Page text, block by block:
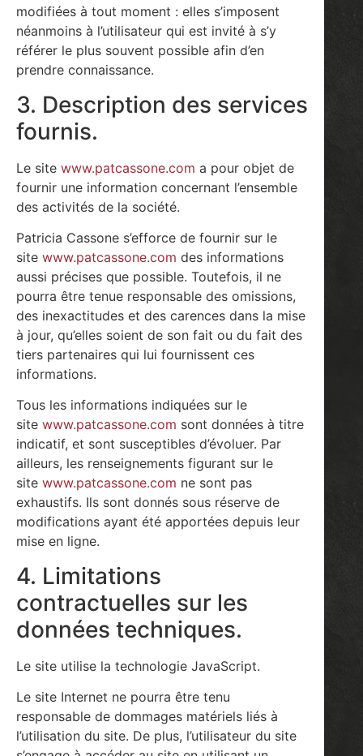
modifiées à tout moment : elles s’imposent
néanmoins à l’utilisateur qui est invité à s’y
référer le plus souvent possible afin d’en
prendre connaissance.
3. Description des services
fournis.
Le site www.patcassone.com a pour objet de
fournir une information concernant l’ensemble
des activités de la société.
Patricia Cassone s’efforce de fournir sur le
site www.patcassone.com des informations
aussi précises que possible. Toutefois, il ne
pourra être tenue responsable des omissions,
des inexactitudes et des carences dans la mise
à jour, qu’elles soient de son fait ou du fait des
tiers partenaires qui lui fournissent ces
informations.
Tous les informations indiquées sur le
site www.patcassone.com sont données à titre
indicatif, et sont susceptibles d’évoluer. Par
ailleurs, les renseignements figurant sur le
site www.patcassone.com ne sont pas
exhaustifs. Ils sont donnés sous réserve de
modifications ayant été apportées depuis leur
mise en ligne.
4. Limitations
contractuelles sur les
données techniques.
Le site utilise la technologie JavaScript.
Le site Internet ne pourra être tenu
responsable de dommages matériels liés à
l’utilisation du site. De plus, l’utilisateur du site